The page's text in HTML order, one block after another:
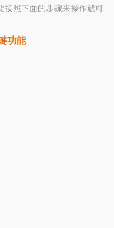
按照下面的步骤来操作就可
功能